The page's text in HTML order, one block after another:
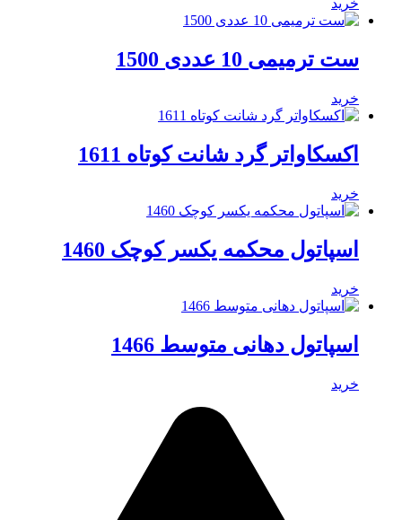
خرید
ست ترمیمی 10 عددی 1500
خرید
اکسکاواتر گرد شانت کوتاه 1611
خرید
اسپاتول محکمه یکسر کوچک 1460
خرید
اسپاتول دهانی متوسط 1466
خرید